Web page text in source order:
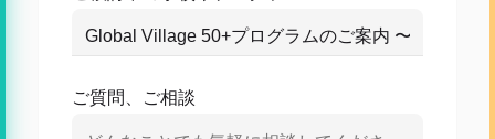
ご質問、ご相談